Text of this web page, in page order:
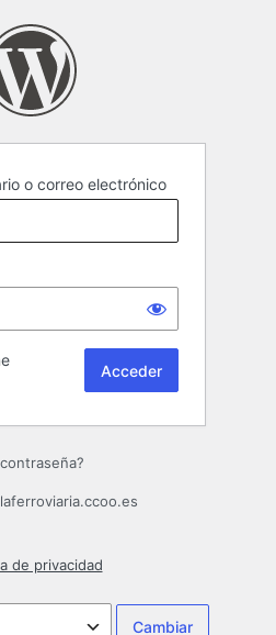
o correo electrónico
de privacidad